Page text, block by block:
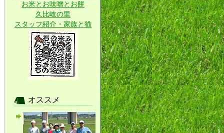
お米とお味噌とお餅
久比岐の里
スタッフ紹介・家族と猫
オススメ